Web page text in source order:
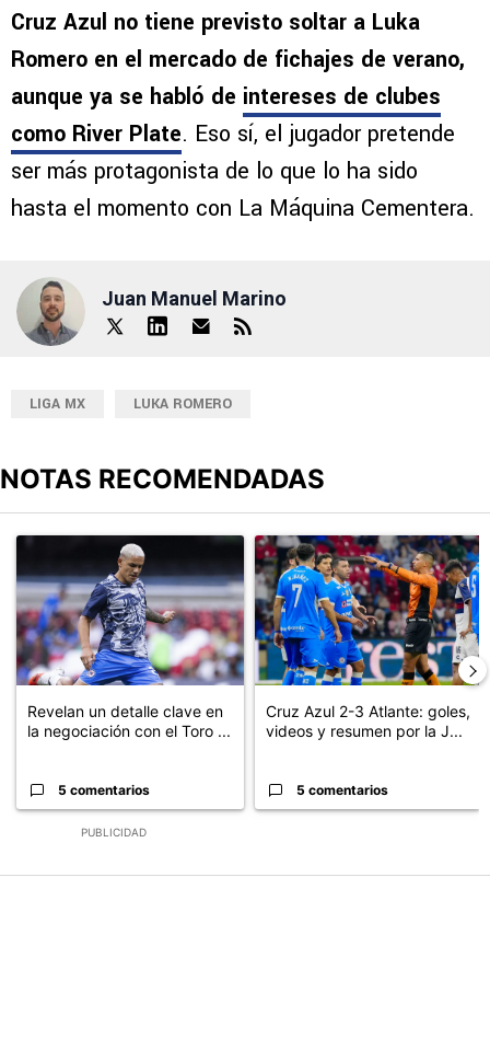
Cruz Azul no tiene previsto soltar a Luka
Romero en el mercado de fichajes de verano,
aunque ya se habló de intereses de clubes
como River Plate. Eso sí, el jugador pretende
ser más protagonista de lo que lo ha sido
hasta el momento con La Máquina Cementera.
Juan Manuel Marino
LIGA MX LUKA ROMERO
NOTAS RECOMENDADAS
PUBLICIDAD
Un artículo de tendencia con el título "Revelan un detalle clave
Revelan un detalle clave en
la negociación con el Toro ...
5 comentarios
Un artículo de tendencia con el
Cruz Azul 2-3 Atlante: goles,
videos y resumen por la J...
5 comentarios